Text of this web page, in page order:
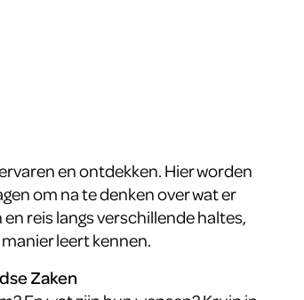
en ontdekken. Hier worden
om na te denken over wat er
reis langs verschillende haltes,
leert kennen.
Zaken